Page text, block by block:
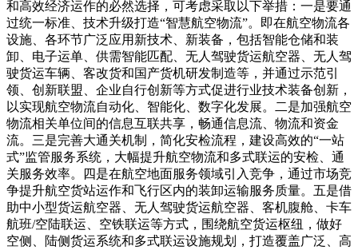
和高效经济运作的必然选择，可考虑采取以下举措： 一是要通
过统一标准、技术升级打造“智慧航空物流”。
即在航空物流各
设施、各环节广泛应用新技术、新装备，包括智能仓储和装
卸、电子运单、供需智能匹配、无人驾驶货运航空器、无人驾
驶货运车辆、客改货和国产货机研发制造等，并通过示范引
领、创新联盟、企业自行创新等方式促进行业技术装备创新，
以实现航空物流自动化、智能化、数字化发展。
二是加强航空
物流相关单位间的信息互联共享，畅通信息流、物流和资金
流。 三是完善大通关机制，简化安检流程，建设高效的“一站
式”监管服务系统，大幅提升航空物流和多式联运的安检、通
关服务效率。
四是在航空地面服务领域引入竞争，通过市场竞
争提升航空货站运作和飞行区内的装卸运输服务质量。 五是借
助中小型货运航空器、无人驾驶货运航空器、客机腹舱、卡车
航班/空陆联运、空铁联运等方式，围绕航空货运枢纽，做好
空侧、陆侧货运系统和多式联运设施规划，打造覆盖广泛、高